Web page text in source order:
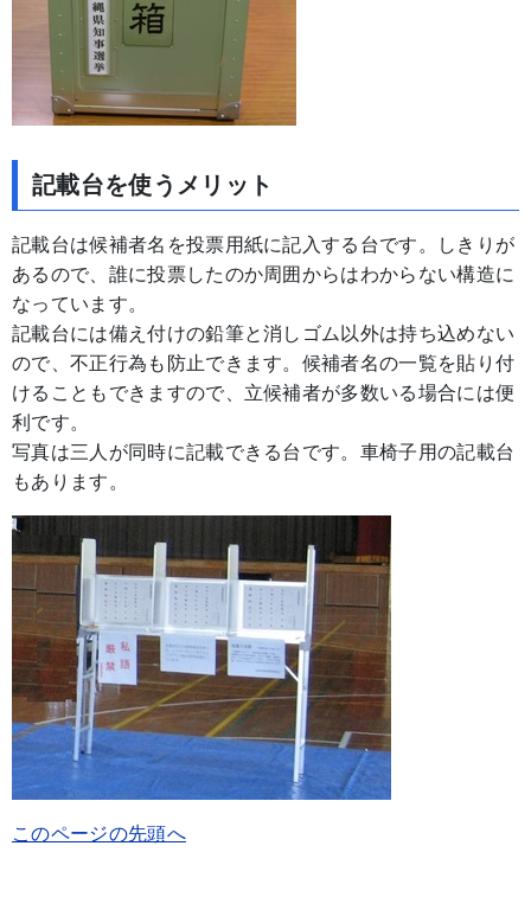
記載台を使うメリット
記載台は候補者名を投票用紙に記入する台です。しきりが
あるので、誰に投票したのか周囲からはわからない構造に
なっています。
記載台には備え付けの鉛筆と消しゴム以外は持ち込めない
ので、不正行為も防止できます。候補者名の一覧を貼り付
けることもできますので、立候補者が多数いる場合には便
利です。
写真は三人が同時に記載できる台です。車椅子用の記載台
もあります。
このページの先頭へ